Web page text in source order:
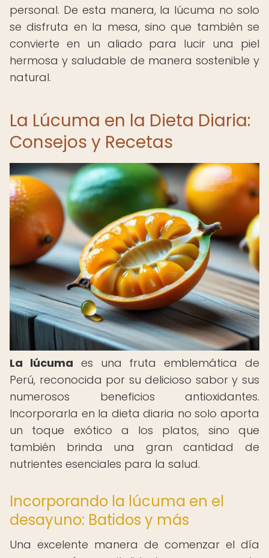
personal. De esta manera, la lúcuma no solo
se disfruta en la mesa, sino que también se
convierte en un aliado para lucir una piel
hermosa y saludable de manera sostenible y
natural.
La Lúcuma en la Dieta Diaria:
Consejos y Recetas
La lúcuma es una fruta emblemática de
Perú, reconocida por su delicioso sabor y sus
numerosos beneficios antioxidantes.
Incorporarla en la dieta diaria no solo aporta
un toque exótico a los platos, sino que
también brinda una gran cantidad de
nutrientes esenciales para la salud.
Incorporando la lúcuma en el
desayuno: Batidos y más
Una excelente manera de comenzar el día